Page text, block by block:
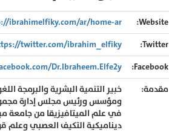
Website:
ibrahimelfiky.com/ar/home-ar/
Twitter:
twitter.com/ibrahim_elfiky
Facebook:
Dr.Ibraheem.Elfe2y
مقدمة:
خبير التنمية البشرية والبرمجة
ومؤسس ورئيس مجلس إدارة
في علم الميتافيزيقا من جامعة
ديناميكية التكيف العصبي وعلم